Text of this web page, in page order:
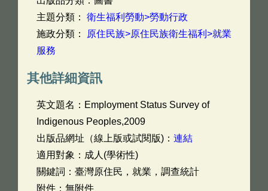
主題分類： 衛生福利勞動>勞動行政
施政分類：
原住民族>原住民族衛生福利>就業
服務
其他詳細資訊
英文題名： Employment Status Survey of
Indigenous Peoples,2009
出版品網址（線上版或試閱版)： 連結
適用對象：成人(學術性)
關鍵詞：臺灣原住民，就業，調查統計
附件：無附件